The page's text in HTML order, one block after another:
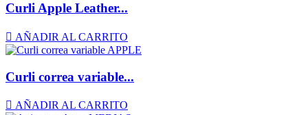
Curli Apple Leather...
 AÑADIR AL CARRITO
Curli correa variable...
 AÑADIR AL CARRITO